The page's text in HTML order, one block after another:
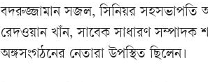
বদরুজ্জামান সজল, সিনিয়র
রেদওয়ান খাঁন, সাবেক সাধারণ সম্পাদক
অঙ্গসংগঠনের নেতারা উপস্থিত ছিলেন।